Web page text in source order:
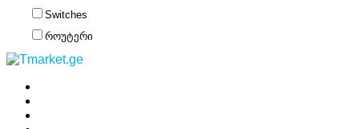
Switches
როუტერი